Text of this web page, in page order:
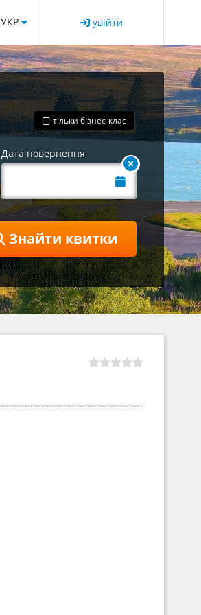
УКР увійти
тільки бізнес-клас
Дата повернення
Знайти квитки